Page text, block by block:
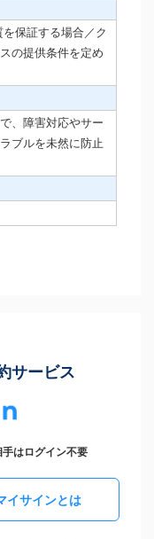
保証する場合／ク
の提供条件を定め
、障害対応やサー
ブルを未然に防止
サービス
はログイン不要
イサインとは